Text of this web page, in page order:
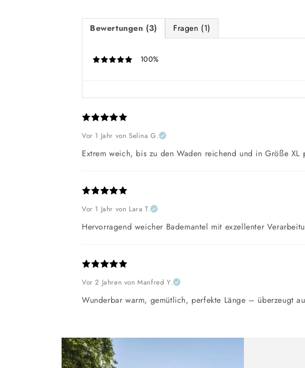
Bewertungen (3) Fragen (1)
100%
Vor 1 Jahr von Selina G.
Extrem weich, bis zu den Waden reichend und in Größe
Vor 1 Jahr von Lara T.
Hervorragend weicher Bademantel mit exzellenter
Vor 2 Jahren von Manfred Y.
Wunderbar warm, gemütlich, perfekte Länge – überzeugt